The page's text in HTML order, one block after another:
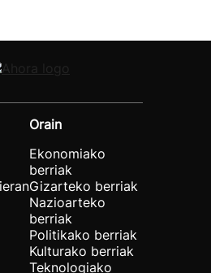
Orain
Ekonomiako
berriak
Gizarteko berriak
Nazioarteko
berriak
Politikako berriak
Kulturako berriak
Teknologiako